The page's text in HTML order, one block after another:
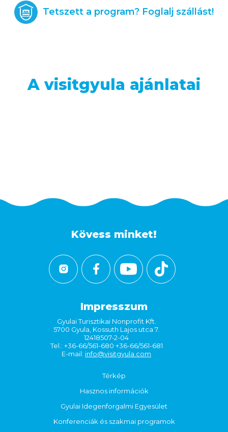
Tetszett a program? Foglalj szállást!
A visitgyula ajánlatai
Kövess minket!
Impresszum
Gyulai Turisztikai Nonprofit Kft.
5700 Gyula, Kossuth Lajos utca 7.
12418507-2-04
Tel.: +36-66/561-680 +36-66/561-681
E-mail: info@visitgyula.com
Térkép
Hasznos információk
Gyulai Idegenforgalmi Egyesület
Konferenciák és szakmai programok